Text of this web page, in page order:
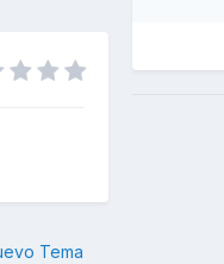
Tema